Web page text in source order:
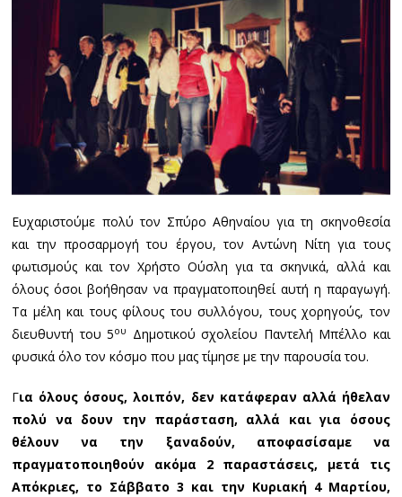
Ευχαριστούμε πολύ τον Σπύρο Αθηναίου για τη σκηνοθεσία
και την προσαρμογή του έργου, τον Αντώνη Νίτη για τους
φωτισμούς και τον Χρήστο Ούσλη για τα σκηνικά, αλλά και
όλους όσοι βοήθησαν να πραγματοποιηθεί αυτή η παραγωγή.
Τα μέλη και τους φίλους του συλλόγου, τους χορηγούς, τον
διευθυντή του 5ου
Δημοτικού σχολείου Παντελή Μπέλλο και
φυσικά όλο τον κόσμο που μας τίμησε με την παρουσία του.
Για όλους όσους, λοιπόν, δεν κατάφεραν αλλά ήθελαν
πολύ να δουν την παράσταση, αλλά και για όσους
θέλουν να την ξαναδούν, αποφασίσαμε να
πραγματοποιηθούν ακόμα 2 παραστάσεις, μετά τις
Απόκριες, το Σάββατο 3 και την Κυριακή 4 Μαρτίου,